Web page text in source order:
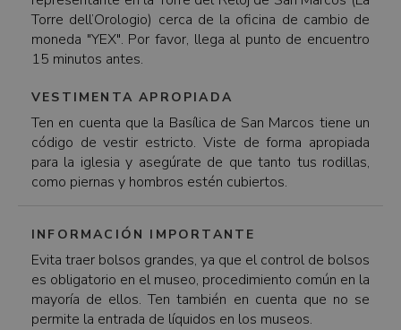
Torre dell’Orologio) cerca de la oficina de cambio de
moneda "YEX". Por favor, llega al punto de encuentro
15 minutos antes.
VESTIMENTA APROPIADA
Ten en cuenta que la Basílica de San Marcos tiene un
código de vestir estricto. Viste de forma apropiada
para la iglesia y asegúrate de que tanto tus rodillas,
como piernas y hombros estén cubiertos.
INFORMACIÓN IMPORTANTE
Evita traer bolsos grandes, ya que el control de bolsos
es obligatorio en el museo, procedimiento común en la
mayoría de ellos. Ten también en cuenta que no se
permite la entrada de líquidos en los museos.